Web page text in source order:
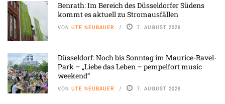
Benrath: Im Bereich des Düsseldorfer Südens
kommt es aktuell zu Stromausfällen
VON UTE NEUBAUER 7. AUGUST 2026
Düsseldorf: Noch bis Sonntag im Maurice-Ravel-
Park – „Liebe das Leben – pempelfort music
weekend“
VON UTE NEUBAUER 7. AUGUST 2026